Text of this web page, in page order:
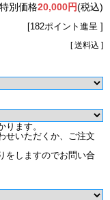
別価格20,000円(税込)
[182ポイント進呈 ]
[ 送料込 ]
ます。
せいただくか、ご注文
をしますのでお問い合